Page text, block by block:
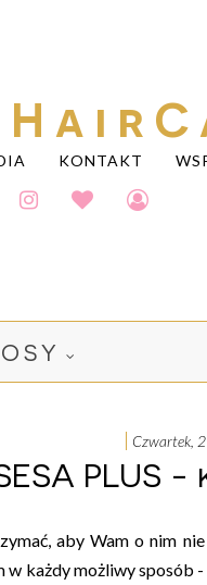
KONTAKT
czwartek,
PLUS
aby Wam o nim
w każdy możliwy sposób